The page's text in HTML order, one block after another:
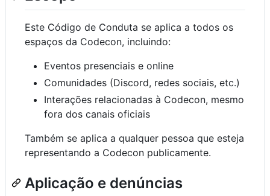
Este Código de Conduta se aplica a todos os
espaços da Codecon, incluindo:
Eventos presenciais e online
Comunidades (Discord, redes sociais, etc.)
Interações relacionadas à Codecon, mesmo
fora dos canais oficiais
Também se aplica a qualquer pessoa que esteja
representando a Codecon publicamente.
Aplicação e denúncias